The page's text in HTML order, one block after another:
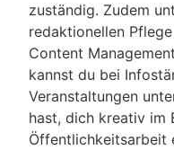
zuständig. Zudem
redaktionellen
Content
kannst du bei
Veranstaltungen
hast, dich kreativ im
Öffentlichkeitsarbeit